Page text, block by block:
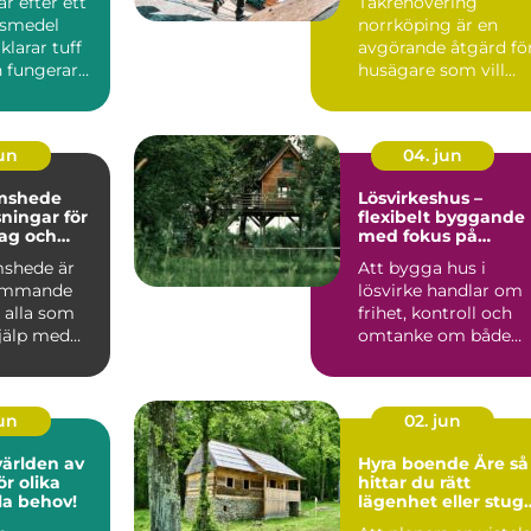
tuff
fungerar
Östgötskt klimat
norrköping är en
avgörande åtgärd
husägare som vill
mot fukt, mö...
för
och
är
som
med
04. jun
Lösvirkeshus –
flexibelt byggande
med fokus på
Att bygga hus i
lösvirke handlar om
frihet, kontroll och
omtanke om både
av
olika
behov!
02. jun
Hyra boende Åre så
hittar du rätt
lägenhet eller